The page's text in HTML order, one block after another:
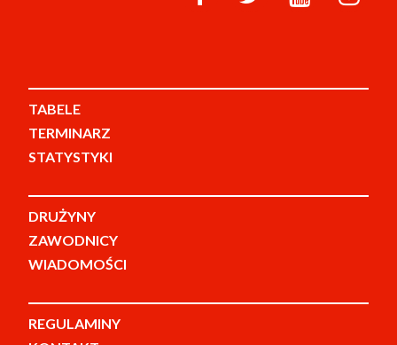
TABELE
TERMINARZ
STATYSTYKI
DRUŻYNY
ZAWODNICY
WIADOMOŚCI
REGULAMINY